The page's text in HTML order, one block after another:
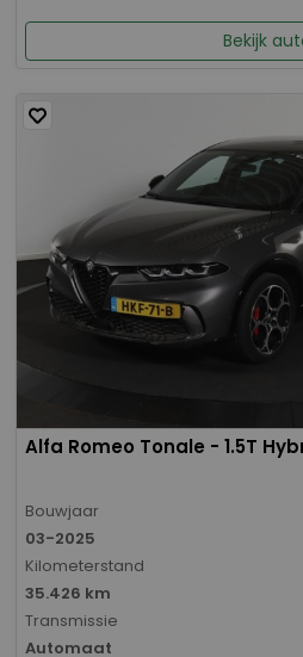
Bekijk
Alfa Romeo Tonale - 1.5T
Bouwjaar
03-2025
Kilometerstand
35.426 km
Transmissie
Automaat